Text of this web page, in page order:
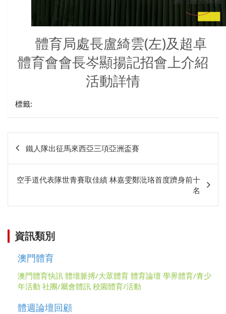
體育局處長盧綺雲(左)及超卓
體育會會長岑顯揚記招會上介紹
活動詳情
標籤:
章
關
鐵人隊出征馬來西亞三項亞洲盃賽
空手道代表隊世青賽取佳績 林嘉雯鄭沘珞首度躋身前十
名
資訊類別
澳門體育
澳門體育快訊 體壇脈搏/大眾體育 體育論壇 學界體育/青少
年活動 社團/屬會體訊 校園體育/活動
體週論壇回顧